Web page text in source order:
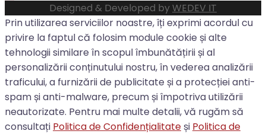
Designed & Developed byWEDEV IT
Prin utilizarea serviciilor noastre, îți exprimi acordul cu
privire la faptul că folosim module cookie și alte
tehnologii similare în scopul îmbunătățirii și al
personalizării conținutului nostru, în vederea analizării
traficului, a furnizării de publicitate și a protecției anti-
spam și anti-malware, precum și împotriva utilizării
neautorizate. Pentru mai multe detalii, vă rugăm să
consultați Politica de Confidențialitate și Politica de